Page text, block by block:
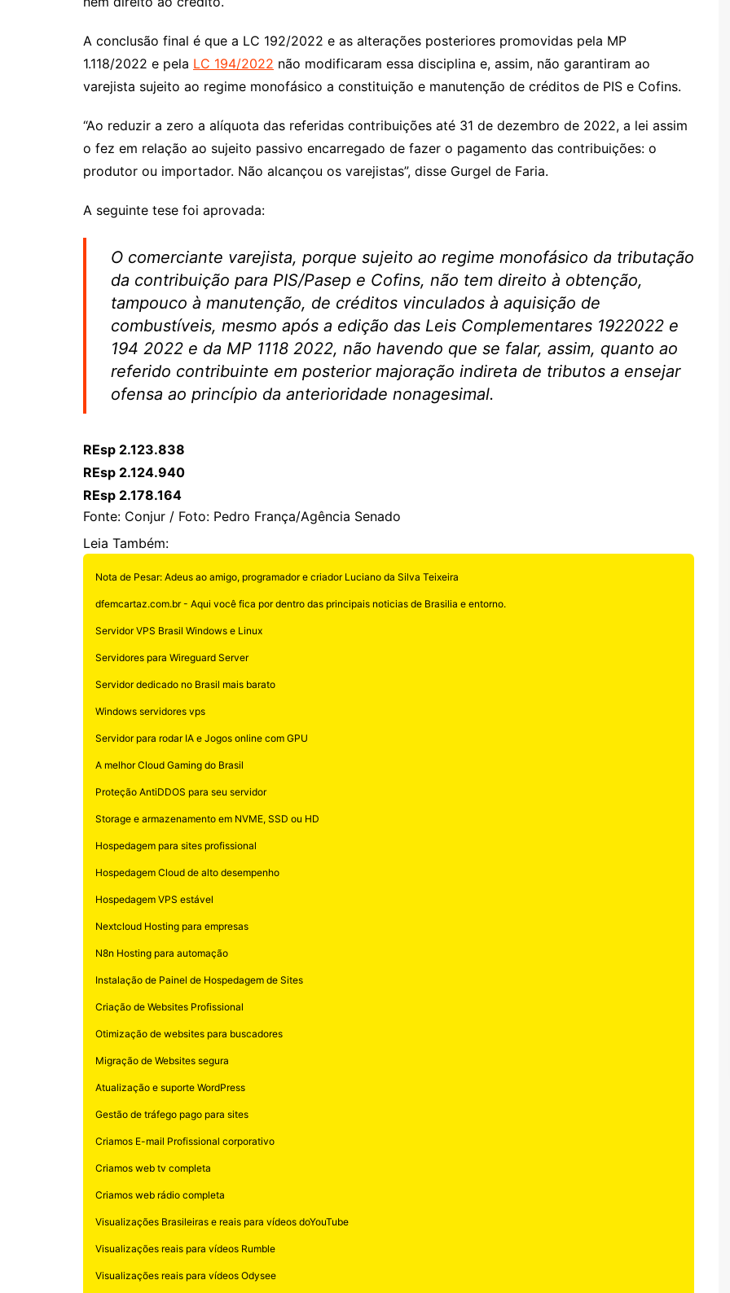
A conclusão final é que a LC 192/2022 e as alterações posteriores promovidas pela MP
1.118/2022 e pela LC 194/2022 não modificaram essa disciplina e, assim, não garantiram ao
varejista sujeito ao regime monofásico a constituição e manutenção de créditos de PIS e Cofins.
“Ao reduzir a zero a alíquota das referidas contribuições até 31 de dezembro de 2022, a lei assim
o fez em relação ao sujeito passivo encarregado de fazer o pagamento das contribuições: o
produtor ou importador. Não alcançou os varejistas”, disse Gurgel de Faria.
A seguinte tese foi aprovada:
O comerciante varejista, porque sujeito ao regime monofásico da tributação
da contribuição para PIS/Pasep e Cofins, não tem direito à obtenção,
tampouco à manutenção, de créditos vinculados à aquisição de
combustíveis, mesmo após a edição das Leis Complementares 1922022 e
194 2022 e da MP 1118 2022, não havendo que se falar, assim, quanto ao
referido contribuinte em posterior majoração indireta de tributos a ensejar
ofensa ao princípio da anterioridade nonagesimal.
REsp 2.123.838
REsp 2.124.940
REsp 2.178.164
Fonte: Conjur / Foto: Pedro França/Agência Senado
Leia Também:
Nota de Pesar: Adeus ao amigo, programador e criador Luciano da Silva Teixeira
dfemcartaz.com.br - Aqui você fica por dentro das principais noticias de Brasilia e entorno.
Servidor VPS Brasil Windows e Linux
Servidores para Wireguard Server
Servidor dedicado no Brasil mais barato
Windows servidores vps
Servidor para rodar IA e Jogos online com GPU
A melhor Cloud Gaming do Brasil
Proteção AntiDDOS para seu servidor
Storage e armazenamento em NVME, SSD ou HD
Hospedagem para sites profissional
Hospedagem Cloud de alto desempenho
Hospedagem VPS estável
Nextcloud Hosting para empresas
N8n Hosting para automação
Instalação de Painel de Hospedagem de Sites
Criação de Websites Profissional
Otimização de websites para buscadores
Migração de Websites segura
Atualização e suporte WordPress
Gestão de tráfego pago para sites
Criamos E-mail Profissional corporativo
Criamos web tv completa
Criamos web rádio completa
Visualizações Brasileiras e reais para vídeos doYouTube
Visualizações reais para vídeos Rumble
Visualizações reais para vídeos Odysee